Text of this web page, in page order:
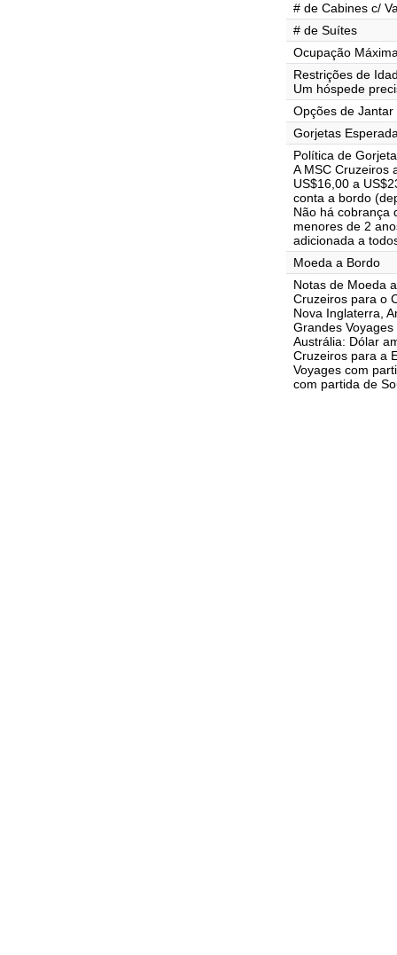
# de Cabines c/
# de Suítes
Ocupação
Restrições de
Um hóspede
Opções de Jantar
Gorjetas
Política de
A MSC Cruzeiros
US$16,00 a
conta a bordo
Não há cobrança
menores de 2
adicionada a
Moeda a Bordo
Notas de Moeda
Cruzeiros para o
Nova Inglaterra,
Grandes
Austrália: Dólar
Cruzeiros para a
Voyages com
com partida de